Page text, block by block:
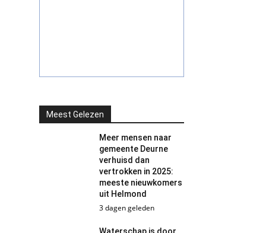
Meest Gelezen
Meer mensen naar
gemeente Deurne
verhuisd dan
vertrokken in 2025:
meeste nieuwkomers
uit Helmond
3 dagen geleden